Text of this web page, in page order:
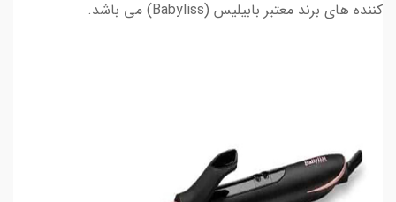
کننده های برند معتبر بابیلیس (Babyliss) می باشد.